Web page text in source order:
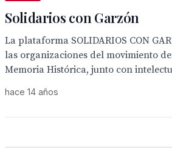
Solidarios con Garzón
La plataforma SOLIDARIOS CON
las organizaciones del movimiento
Memoria Histórica, junto con
hace 14 años